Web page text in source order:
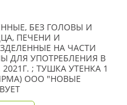
БЕЗ ГОЛОВЫ И
ПЕЧЕНИ И
НА ЧАСТИ
ДЛЯ УПОТРЕБЛЕНИЯ В
; ТУШКА УТЕНКА 1
ООО "НОВЫЕ